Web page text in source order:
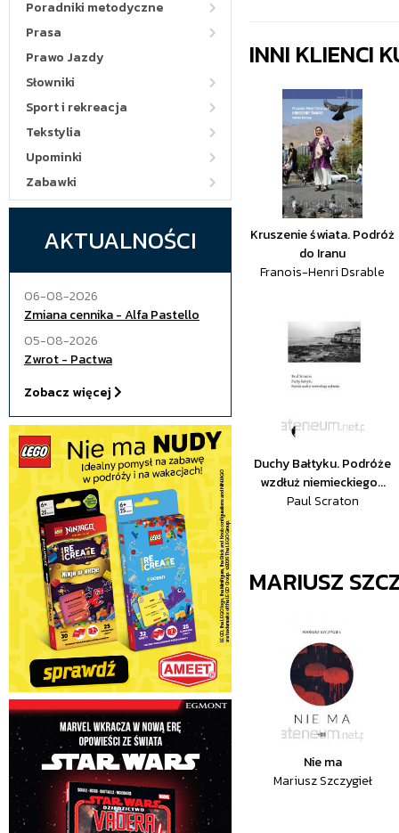
Poradniki metodyczne
Prasa
Prawo Jazdy
Słowniki
Sport i rekreacja
Tekstylia
Upominki
Zabawki
AKTUALNOŚCI
06-08-2026
Zmiana cennika - Alfa Pastello
05-08-2026
Zwrot - Pactwa
Zobacz więcej
INNI KLIENCI
Kruszenie świata. Podróż
do Iranu
Franois-Henri Dsrable
Duchy Bałtyku. Podróże
wzdłuż niemieckiego...
Paul Scraton
MARIUSZ
Nie ma
Mariusz Szczygieł